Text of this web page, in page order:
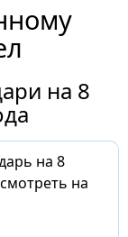
на 8
на 8
на